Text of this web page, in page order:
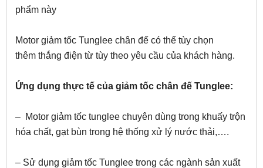
phẩm này
Motor giảm tốc Tunglee chân đế có thể tùy chọn
thêm thắng điện từ tùy theo yêu cầu của khách hàng.
Ứng dụng thực tế của giảm tốc chân đế Tunglee:
– Motor giảm tốc tunglee chuyên dùng trong khuấy trộn
hóa chất, gạt bùn trong hệ thống xử lý nước thải,….
– Sử dụng giảm tốc Tunglee trong các ngành sản xuất